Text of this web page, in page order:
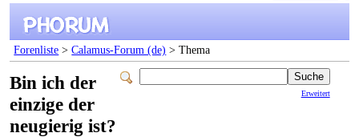
Forenliste >Calamus-Forum (de) > Thema
Erweitert
Bin ich der
einzige der
neugierig ist?